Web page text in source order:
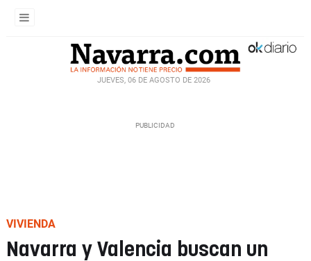
JUEVES, 06 DE AGOSTO DE 2026
VIVIENDA
Navarra y Valencia buscan un